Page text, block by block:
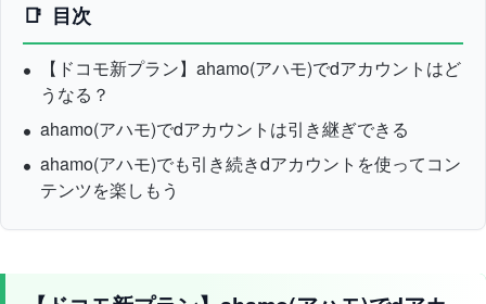
目次
【ドコモ新プラン】ahamo(アハモ)でdアカウントはど
うなる？
ahamo(アハモ)でdアカウントは引き継ぎできる
ahamo(アハモ)でも引き続きdアカウントを使ってコン
テンツを楽しもう